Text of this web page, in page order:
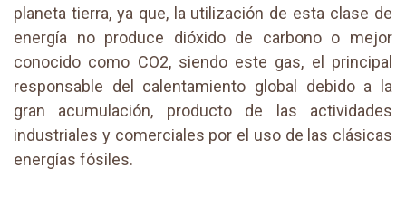
planeta tierra, ya que, la utilización de esta clase de
energía no produce dióxido de carbono o mejor
conocido como CO2, siendo este gas, el principal
responsable del calentamiento global debido a la
gran acumulación, producto de las actividades
industriales y comerciales por el uso de las clásicas
energías fósiles.